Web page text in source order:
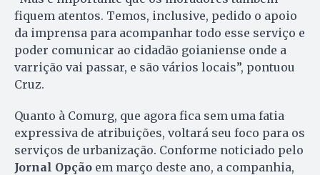
fiquem atentos. Temos, inclusive, pedido o apoio
da imprensa para acompanhar todo esse serviço e
poder comunicar ao cidadão goianiense onde a
varrição vai passar, e são vários locais”, pontuou
Cruz.
Quanto à Comurg, que agora fica sem uma fatia
expressiva de atribuições, voltará seu foco para os
serviços de urbanização. Conforme noticiado pelo
Jornal Opção em março deste ano, a companhia,